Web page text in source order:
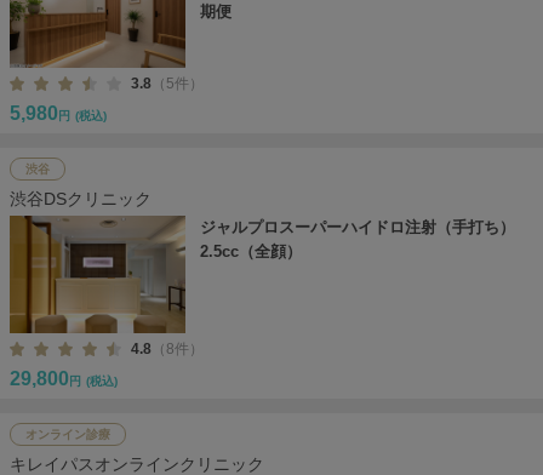
期便
3.8 （5件）
5,980 円 (税込)
渋谷
渋谷DSクリニック
ジャルプロスーパーハイドロ注射（手打ち）
2.5cc（全顔）
4.8 （8件）
29,800 円 (税込)
オンライン診療
キレイパスオンラインクリニック